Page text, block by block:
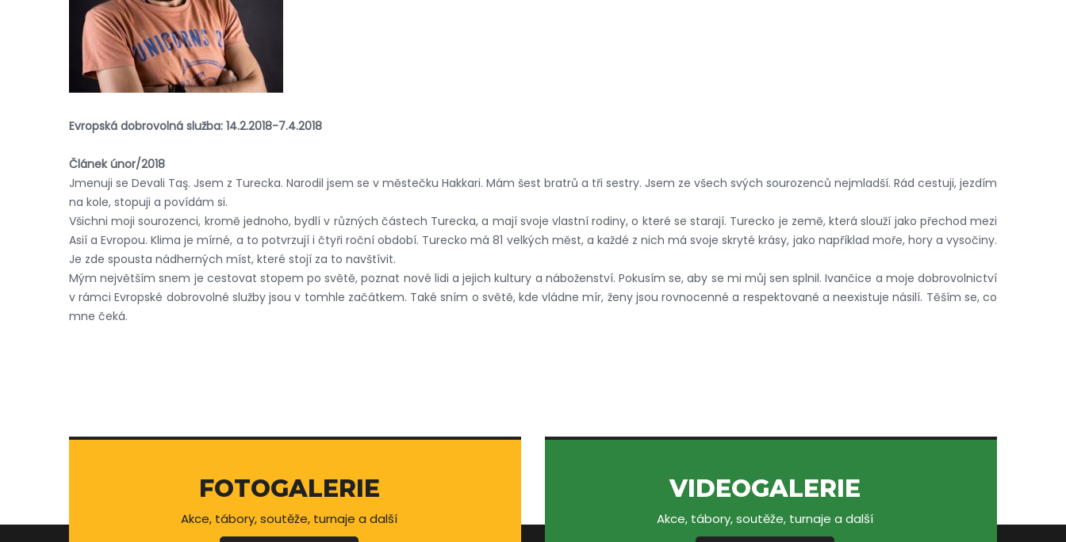
Evropská dobrovolná služba: 14.2.2018-7.4.2018
Článek únor/2018
Jmenuji se Devali Taş. Jsem z Turecka. Narodil jsem se v městečku Hakkari. Mám šest bratrů a tři sestry. Jsem ze všech svých sourozenců nejmladší. Rád cestuji, jezdím
na kole, stopuji a povídám si.
Všichni moji sourozenci, kromě jednoho, bydlí v různých částech Turecka, a mají svoje vlastní rodiny, o které se starají. Turecko je země, která slouží jako přechod mezi
Asií a Evropou. Klima je mírné, a to potvrzují i čtyři roční období. Turecko má 81 velkých měst, a každé z nich má svoje skryté krásy, jako například moře, hory a vysočiny.
Je zde spousta nádherných míst, které stojí za to navštívit.
Mým největším snem je cestovat stopem po světě, poznat nové lidi a jejich kultury a náboženství. Pokusím se, aby se mi můj sen splnil. Ivančice a moje dobrovolnictví
v rámci Evropské dobrovolné služby jsou v tomhle začátkem. Také sním o světě, kde vládne mír, ženy jsou rovnocenné a respektované a neexistuje násilí. Těším se, co
mne čeká.
FOTOGALERIE
Akce, tábory, soutěže, turnaje a další
VIDEOGALERIE
Akce, tábory, soutěže, turnaje a další